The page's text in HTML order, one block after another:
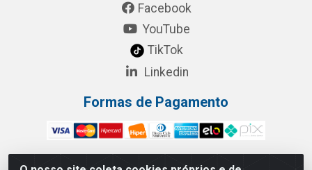
Facebook
YouTube
TikTok
Linkedin
Formas de Pagamento